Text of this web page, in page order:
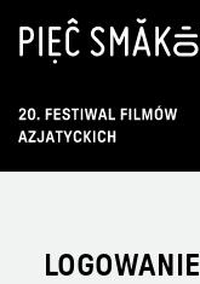
LOGOWANIE